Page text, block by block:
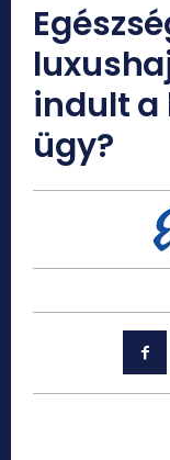
indult
ügy?